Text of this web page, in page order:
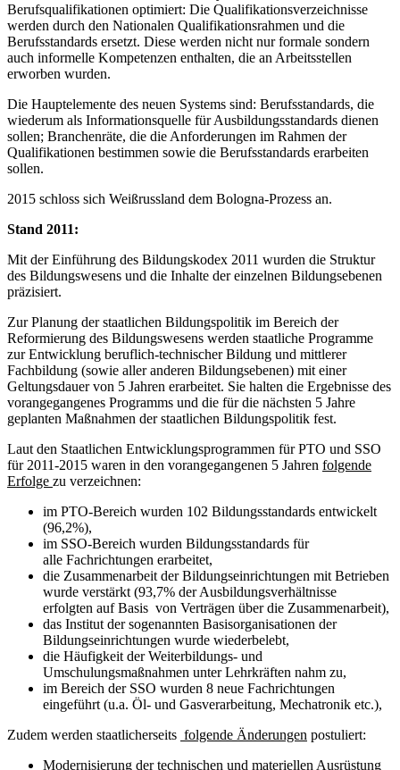
Berufsqualifikationen optimiert: Die Qualifikationsverzeichnisse
werden durch den Nationalen Qualifikationsrahmen und die
Berufsstandards ersetzt. Diese werden nicht nur formale sondern
auch informelle Kompetenzen enthalten, die an Arbeitsstellen
erworben wurden.
Die Hauptelemente des neuen Systems sind: Berufsstandards, die
wiederum als Informationsquelle für Ausbildungsstandards dienen
sollen; Branchenräte, die die Anforderungen im Rahmen der
Qualifikationen bestimmen sowie die Berufsstandards erarbeiten
sollen.
2015 schloss sich Weißrussland dem Bologna-Prozess an.
Stand 2011:
Mit der Einführung des Bildungskodex 2011 wurden die Struktur
des Bildungswesens und die Inhalte der einzelnen Bildungsebenen
präzisiert.
Zur Planung der staatlichen Bildungspolitik im Bereich der
Reformierung des Bildungswesens werden staatliche Programme
zur Entwicklung beruflich-technischer Bildung und mittlerer
Fachbildung (sowie aller anderen Bildungsebenen) mit einer
Geltungsdauer von 5 Jahren erarbeitet. Sie halten die Ergebnisse des
vorangegangenes Programms und die für die nächsten 5 Jahre
geplanten Maßnahmen der staatlichen Bildungspolitik fest.
Laut den Staatlichen Entwicklungsprogrammen für PTO und SSO
für 2011-2015 waren in den vorangegangenen 5 Jahren folgende
Erfolge zu verzeichnen:
im PTO-Bereich wurden 102 Bildungsstandards entwickelt
(96,2%),
im SSO-Bereich wurden Bildungsstandards für
alle Fachrichtungen erarbeitet,
die Zusammenarbeit der Bildungseinrichtungen mit Betrieben
wurde verstärkt (93,7% der Ausbildungsverhältnisse
erfolgten auf Basis von Verträgen über die Zusammenarbeit),
das Institut der sogenannten Basisorganisationen der
Bildungseinrichtungen wurde wiederbelebt,
die Häufigkeit der Weiterbildungs- und
Umschulungsmaßnahmen unter Lehrkräften nahm zu,
im Bereich der SSO wurden 8 neue Fachrichtungen
eingeführt (u.a. Öl- und Gasverarbeitung, Mechatronik etc.),
Zudem werden staatlicherseits folgende Änderungen postuliert:
Modernisierung der technischen und materiellen Ausrüstung